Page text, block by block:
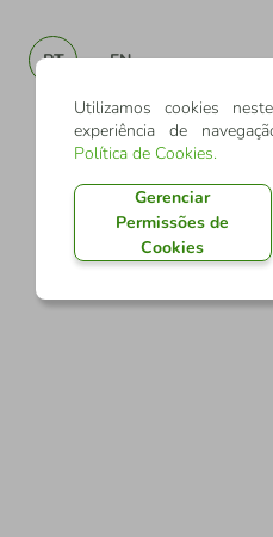
PT EN
Utilizamos cookies
experiência de
Política de Cookies.
Gerenciar
Permissões de
Cookies